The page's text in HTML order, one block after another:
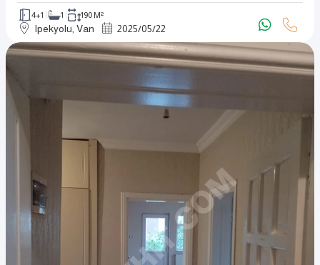
4+1 1 190 M²
Ipekyolu, Van 2025/05/22